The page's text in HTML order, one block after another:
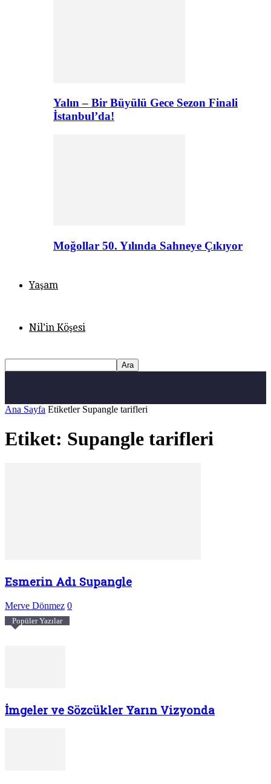
Yalın – Bir Büyülü Gece Sezon Finali
İstanbul’da!
Moğollar 50. Yılında Sahneye Çıkıyor
Yaşam
Nil’in Köşesi
Ana Sayfa Etiketler Supangle tarifleri
Etiket: Supangle tarifleri
Esmerin Adı Supangle
Merve Dönmez 0
Popüler Yazılar
İmgeler ve Sözcükler Yarın Vizyonda